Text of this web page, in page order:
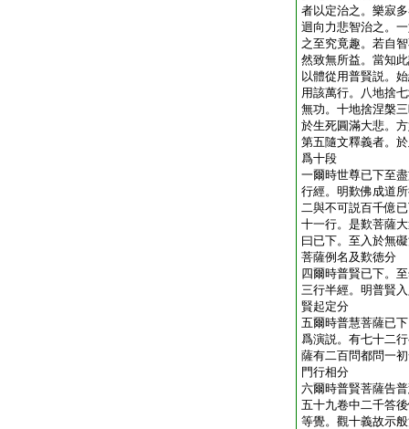
者以定治之。樂寂
迴向力悲智治之。
之至究竟趣。若自
然致無所益。當知
以體從用普賢説。
用該萬行。八地捨
無功。十地捨涅槃
於生死圓滿大悲。
第五隨文釋義者。
爲十段
一爾時世尊已下至
行經。明歎佛成道
二與不可説百千億
十一行。是歎菩薩
曰已下。至入於無
菩薩例名及歎徳分
四爾時普賢已下。
三行半經。明普賢
賢起定分
五爾時普慧菩薩已
爲演説。有七十二
薩有二百問都問一
門行相分
六爾時普賢菩薩告
五十九卷中二千答
等覺。觀十義故示